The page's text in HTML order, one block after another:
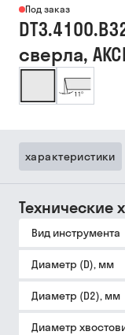
Под заказ
сверла,
характеристики
Технические
Вид инструмента
Диаметр (D), мм
Диаметр (D2), мм
Диаметр